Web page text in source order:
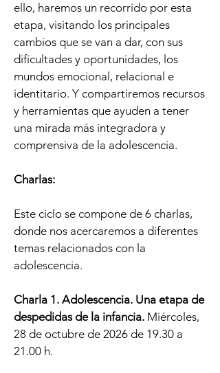
ello, haremos un recorrido por esta
etapa, visitando los principales
cambios que se van a dar, con sus
dificultades y oportunidades, los
mundos emocional, relacional e
identitario. Y compartiremos recursos
y herramientas que ayuden a tener
una mirada más integradora y
comprensiva de la adolescencia.
Charlas:
Este ciclo se compone de 6 charlas,
donde nos acercaremos a diferentes
temas relacionados con la
adolescencia.
Charla 1. Adolescencia. Una etapa de
despedidas de la infancia. Miércoles,
28 de octubre de 2026 de 19.30 a
21.00 h.